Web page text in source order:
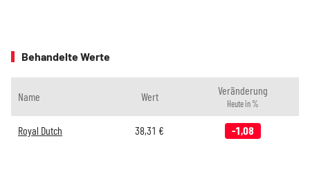
Behandelte Werte
Name Wert Veränderung
Heute in %
Royal Dutch 38,31 € -1,08